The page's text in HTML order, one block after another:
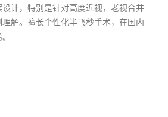
计，特别是针对高度近视，老视合并
解。擅长个性化半飞秒手术，在国内